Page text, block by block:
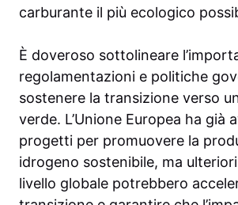
carburante il più ecologico
È doveroso sottolineare
regolamentazioni e politiche
sostenere la transizione verso
verde. L’Unione Europea ha già
progetti per promuovere la
idrogeno sostenibile, ma
livello globale potrebbero